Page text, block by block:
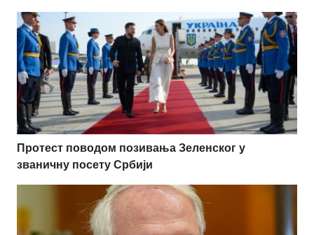
Протест поводом позивања Зеленског у
званичну посету Србији